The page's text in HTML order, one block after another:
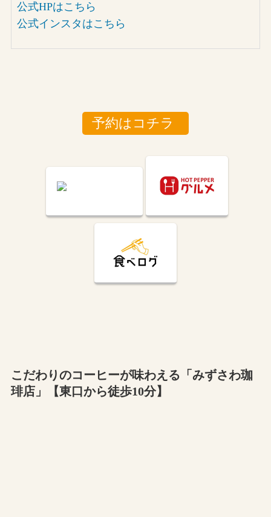
公式HPはこちら
公式インスタはこちら
予約はコチラ
こだわりのコーヒーが味わえる「みずさわ珈
琲店」【東口から徒歩10分】